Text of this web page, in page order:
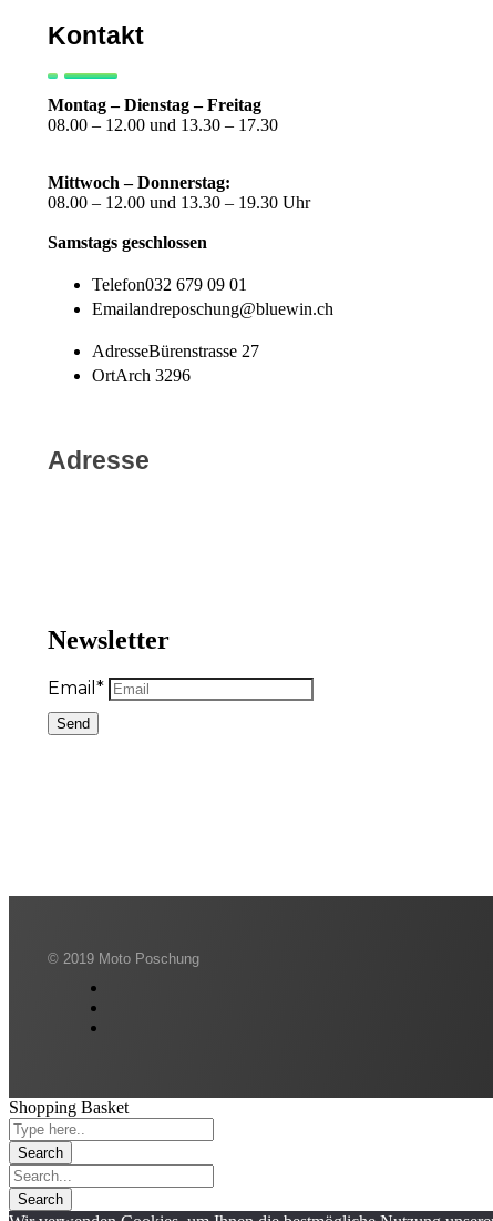
Kontakt
Montag –Dienstag – Freitag
08.00 – 12.00 und 13.30 – 17.30
Mittwoch – Donnerstag:
08.00 – 12.00 und 13.30 – 19.30 Uhr
Samstags geschlossen
Telefon032 679 09 01
Emailandreposchung@bluewin.ch
AdresseBürenstrasse 27
OrtArch 3296
Adresse
Newsletter
Email*
Send
© 2019 Moto Poschung
Shopping Basket